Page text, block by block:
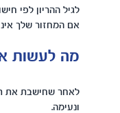
לגיל ההריון לפי
אם המחזור שלך
מה לעשות
לאחר שחישבת את
ונעימה.